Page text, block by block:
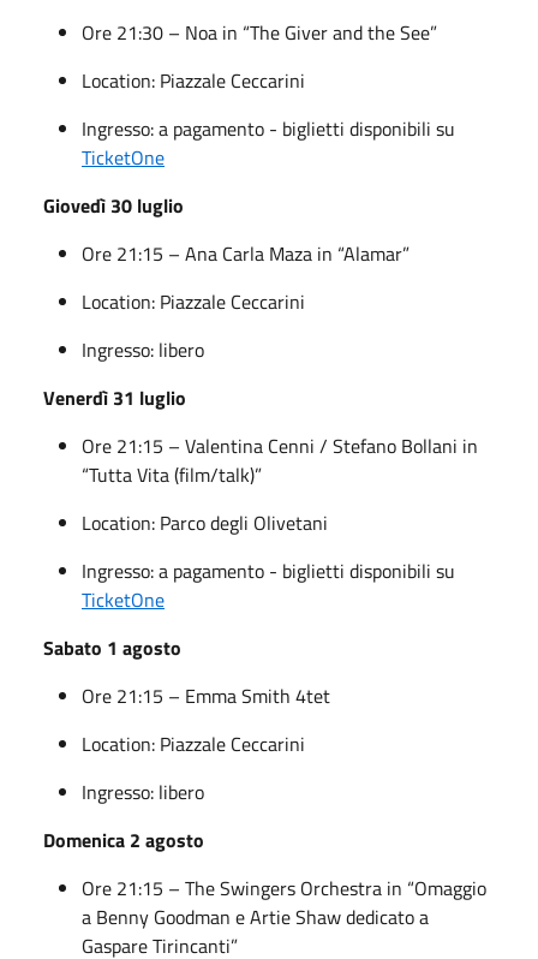
Ore 21:30 – Noa in “The Giver and the See”
Location: Piazzale Ceccarini
Ingresso: a pagamento - biglietti disponibili su
TicketOne
Giovedì 30 luglio
Ore 21:15 – Ana Carla Maza in “Alamar”
Location: Piazzale Ceccarini
Ingresso: libero
Venerdì 31 luglio
Ore 21:15 – Valentina Cenni / Stefano Bollani in
“Tutta Vita (film/talk)”
Location: Parco degli Olivetani
Ingresso: a pagamento - biglietti disponibili su
TicketOne
Sabato 1 agosto
Ore 21:15 – Emma Smith 4tet
Location: Piazzale Ceccarini
Ingresso: libero
Domenica 2 agosto
Ore 21:15 – The Swingers Orchestra in “Omaggio
a Benny Goodman e Artie Shaw dedicato a
Gaspare Tirincanti”